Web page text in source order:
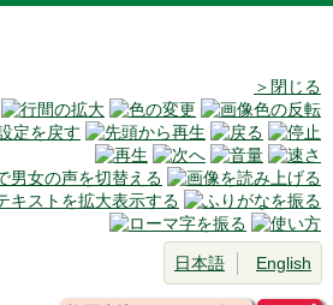
＞閉じる
日本語 English